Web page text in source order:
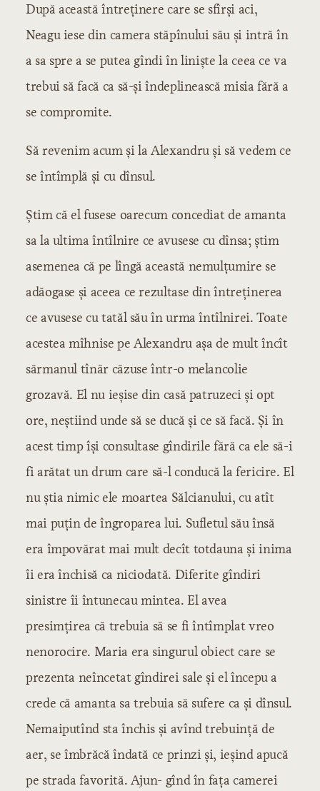
După această întreținere care se sfîrși aci,
Neagu iese din camera stăpînului său și intră în
a sa spre a se putea gîndi în liniște la ceea ce va
trebui să facă ca să-și îndeplinească misia fără a
se compromite.
Să revenim acum și la Alexandru și să vedem ce
se întîmplă și cu dînsul.
Știm că el fusese oarecum concediat de amanta
sa la ultima întîlnire ce avusese cu dînsa; știm
asemenea că pe lîngă această nemulțumire se
adăogase și aceea ce rezultase din întreținerea
ce avusese cu tatăl său în urma întîlnirei. Toate
acestea mîhnise pe Alexandru așa de mult încît
sărmanul tînăr căzuse într-o melancolie
grozavă. El nu ieșise din casă patruzeci și opt
ore, neștiind unde să se ducă și ce să facă. Și în
acest timp își consultase gîndirile fără ca ele să-i
fi arătat un drum care să-l conducă la fericire. El
nu știa nimic ele moartea Sălcianului, cu atît
mai puțin de îngroparea lui. Sufletul său însă
era împovărat mai mult decît totdauna și inima
îi era închisă ca niciodată. Diferite gîndiri
sinistre îi întunecau mintea. El avea
presimțirea că trebuia să se fi întîmplat vreo
nenorocire. Maria era singurul obiect care se
prezenta neîncetat gîndirei sale și el începu a
crede că amanta sa trebuia să sufere ca și dînsul.
Nemaiputînd sta închis și avînd trebuință de
aer, se îmbrăcă îndată ce prinzi și, ieșind apucă
pe strada favorită. Ajun- gînd în fața camerei